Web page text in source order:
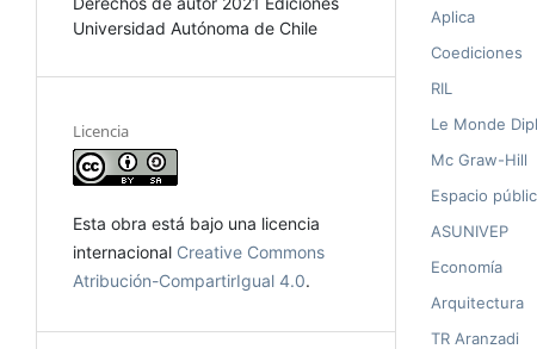
Universidad Autónoma de Chile
Licencia
Esta obra está bajo una licencia
internacional Creative Commons
Atribución-CompartirIgual 4.0.
Aplica
Coediciones
RIL
Le Monde
Mc Graw-Hill
Espacio
ASUNIVEP
Economía
Arquitectura
TR Aranzadi